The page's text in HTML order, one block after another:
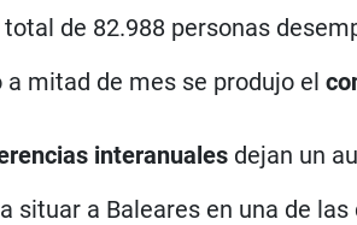
total de 82.988 personas
a mitad de mes se produjo el
interanuales dejan un
situar a Baleares en una de